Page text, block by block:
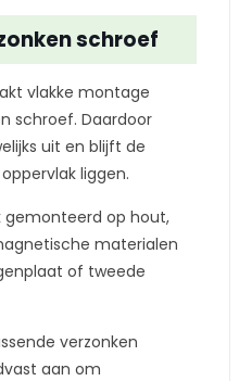
schroef
vlakke montage
schroef. Daardoor
uit en blijft de
liggen.
gemonteerd op hout,
materialen
of tweede
verzonken
aan om